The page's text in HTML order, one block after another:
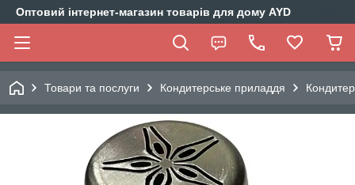
Оптовий інтернет-магазин товарів для дому AYD
Товари та послуги Кондитерське приладдя